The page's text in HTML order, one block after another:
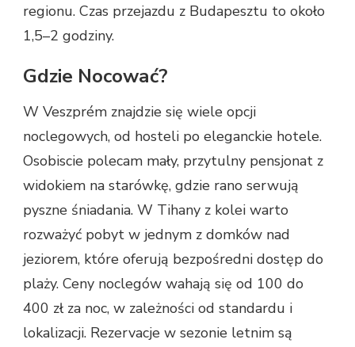
regionu. Czas przejazdu z Budapesztu to około
1,5–2 godziny.
Gdzie Nocować?
W Veszprém znajdzie się wiele opcji
noclegowych, od hosteli po eleganckie hotele.
Osobiscie polecam mały, przytulny pensjonat z
widokiem na starówkę, gdzie rano serwują
pyszne śniadania. W Tihany z kolei warto
rozważyć pobyt w jednym z domków nad
jeziorem, które oferują bezpośredni dostęp do
plaży. Ceny noclegów wahają się od 100 do
400 zł za noc, w zależności od standardu i
lokalizacji. Rezervacje w sezonie letnim są